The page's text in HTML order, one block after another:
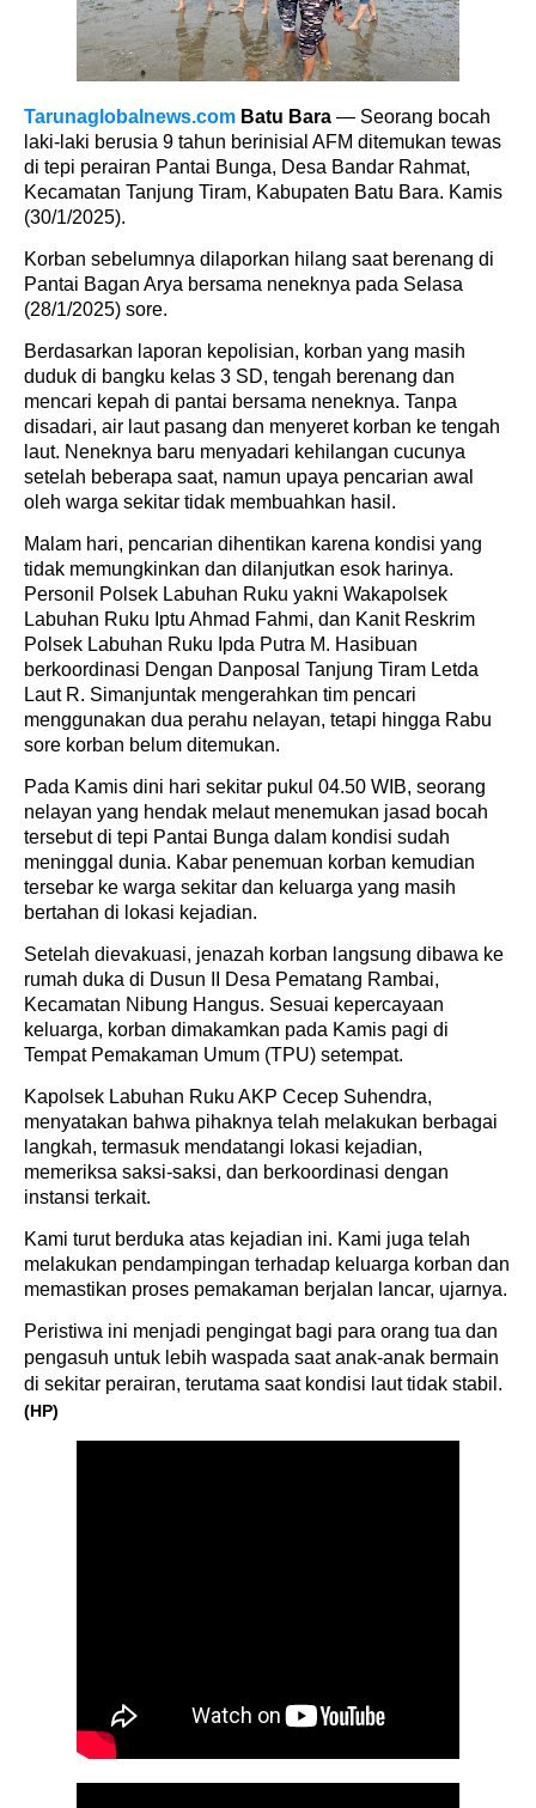
Tarunaglobalnews.com Batu Bara — Seorang bocah
laki-laki berusia 9 tahun berinisial AFM ditemukan tewas
di tepi perairan Pantai Bunga, Desa Bandar Rahmat,
Kecamatan Tanjung Tiram, Kabupaten Batu Bara. Kamis
(30/1/2025).
Korban sebelumnya dilaporkan hilang saat berenang di
Pantai Bagan Arya bersama neneknya pada Selasa
(28/1/2025) sore.
Berdasarkan laporan kepolisian, korban yang masih
duduk di bangku kelas 3 SD, tengah berenang dan
mencari kepah di pantai bersama neneknya. Tanpa
disadari, air laut pasang dan menyeret korban ke tengah
laut. Neneknya baru menyadari kehilangan cucunya
setelah beberapa saat, namun upaya pencarian awal
oleh warga sekitar tidak membuahkan hasil.
Malam hari, pencarian dihentikan karena kondisi yang
tidak memungkinkan dan dilanjutkan esok harinya.
Personil Polsek Labuhan Ruku yakni Wakapolsek
Labuhan Ruku Iptu Ahmad Fahmi, dan Kanit Reskrim
Polsek Labuhan Ruku Ipda Putra M. Hasibuan
berkoordinasi Dengan Danposal Tanjung Tiram Letda
Laut R. Simanjuntak mengerahkan tim pencari
menggunakan dua perahu nelayan, tetapi hingga Rabu
sore korban belum ditemukan.
Pada Kamis dini hari sekitar pukul 04.50 WIB, seorang
nelayan yang hendak melaut menemukan jasad bocah
tersebut di tepi Pantai Bunga dalam kondisi sudah
meninggal dunia. Kabar penemuan korban kemudian
tersebar ke warga sekitar dan keluarga yang masih
bertahan di lokasi kejadian.
Setelah dievakuasi, jenazah korban langsung dibawa ke
rumah duka di Dusun II Desa Pematang Rambai,
Kecamatan Nibung Hangus. Sesuai kepercayaan
keluarga, korban dimakamkan pada Kamis pagi di
Tempat Pemakaman Umum (TPU) setempat.
Kapolsek Labuhan Ruku AKP Cecep Suhendra,
menyatakan bahwa pihaknya telah melakukan berbagai
langkah, termasuk mendatangi lokasi kejadian,
memeriksa saksi-saksi, dan berkoordinasi dengan
instansi terkait.
Kami turut berduka atas kejadian ini. Kami juga telah
melakukan pendampingan terhadap keluarga korban dan
memastikan proses pemakaman berjalan lancar, ujarnya.
Peristiwa ini menjadi pengingat bagi para orang tua dan
pengasuh untuk lebih waspada saat anak-anak bermain
di sekitar perairan, terutama saat kondisi laut tidak stabil.
(HP)